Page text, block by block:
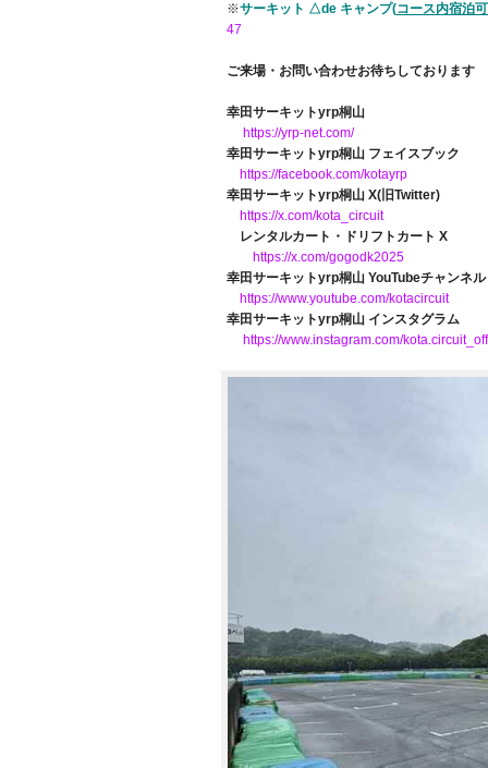
※サーキット △de キャンプ(コース内宿泊
47
ご来場・お問い合わせお待ちしております
幸田サーキットyrp桐山
https://yrp-net.com/
幸田サーキットyrp桐山 フェイスブック
https://facebook.com/kotayrp
幸田サーキットyrp桐山 X(旧Twitter)
https://x.com/kota_circuit
レンタルカート・ドリフトカート X
https://x.com/gogodk2025
幸田サーキットyrp桐山 YouTubeチャンネル
https://www.youtube.com/kotacircuit
幸田サーキットyrp桐山 インスタグラム
https://www.instagram.com/